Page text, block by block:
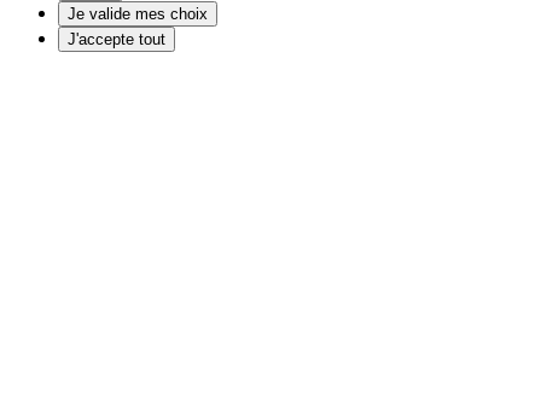
Je valide mes choix
J'accepte tout